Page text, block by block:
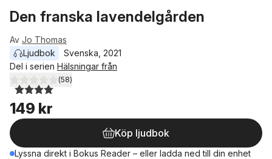
Den franska lavendelgården
Av Jo Thomas
Ljudbok
Svenska 2021
Del i serien Hälsningar från
4,0utav 5 stjärnor. Totalt antal röster:
(58)
149 kr
Köp ljudbok
Lyssna direkt i Bokus Reader – eller ladda ned till din enhet